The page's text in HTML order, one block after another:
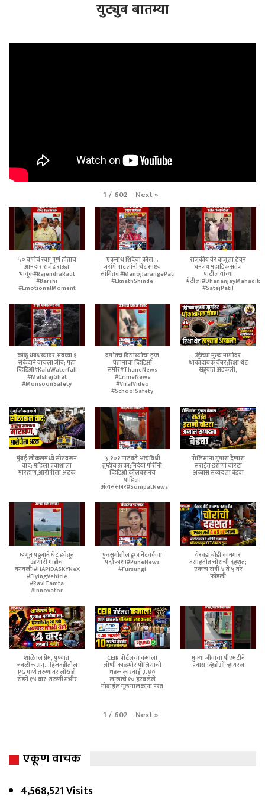
युट्युब बातम्या
1 / 602 Next»
५० वर्षांचं स्वप्न पूर्ण होताच
आमदार राजेंद्र राऊत
भावूक#RajendraRaut
#Barshi
#EmotionalMoment
एकनाथ शिंदेंचा कॉल...
जरांगे पाटलांनी थेट स्पष्टच
सांगितलं#ManojJarangePatil
#EknathShinde
राजकीय वैर बाजूला ठेवून
धनंजय महाडिक सतेज
पाटील यांच्या
भेटीला#DhananjayMahadik
#SatejPatil
काळू धबधब्यावर अवघ्या १
सेकंदाने वाचला जीव; पहा
व्हिडिओ#KaluWaterfall
#MalshejGhat
#MonsoonSafety
वर्गातच विद्यार्थ्याचा ड्रग्ज
घेतानाचा व्हिडिओ
समोर#ThaneNews
#CrimeNews
#ViralVideo
#SchoolSafety
उंड्रीच्या मुख्य मार्गावर
धोकादायक चेंबर;रिक्षा थेट
खड्ड्यात अडकली,
मुंबई लोकलमध्ये सीटवरून
वाद; महिला प्रवाशाला
मारहाण,आरोपीला अटक
५,१०१ पाठवते अंत्यविधी
तुम्हीच उरका;निर्दयी पोरींनी
व्हिडिओ कॉलवरूनच
पाहिला
अंत्यसंस्कार#SonipatNews
पोलिसांना गुंगारा देणारा
सराईत इराणी चोरटा
अब्बास सय्यदला बेड्या
म्हणून पठ्ठ्याने थेट हवेतून
उडणारी गाडीच
बनवली!#HAPIDASKYNeX
#FlyingVehicle
#RaviTamta
#Innovator
फुरसुंगीतील ड्रग्ज नेटवर्कचा
पर्दाफाश!#PuneNews
#Fursungi
येरवडा बीडी कामगार
वसाहतीत चोरांची दहशत;
एकाच रात्री ४ ते ५ घरे
फोडली
शाळेतलं प्रेम, पुण्यात
जवळीक अन्...हिंजवडीतील
PG मध्ये तरुणावर लोखंडी
रॉडने १४ वार; तरुणी गंभीर
CEIR पोर्टलचा कमाल!
लोणी काळभोर पोलिसांची
धडक कारवाई ३.४०
लाखांचे १० हरवलेले
मोबाईल मूळ मालकांना परत
मुक्या जीवाचा पीएमटीने
प्रवास,व्हिडीओ व्हायरल
1 / 602 Next»
एकूण वाचक
4,568,521 Visits